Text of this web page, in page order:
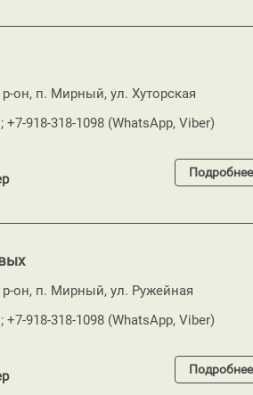
он, п. Мирный, ул. Хуторская
+7-918-318-1098 (WhatsApp, Viber)
Подробнее
он, п. Мирный, ул. Ружейная
+7-918-318-1098 (WhatsApp, Viber)
Подробнее